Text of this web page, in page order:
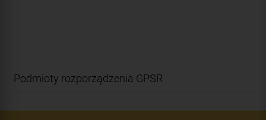
Podmioty rozporządzenia GPSR